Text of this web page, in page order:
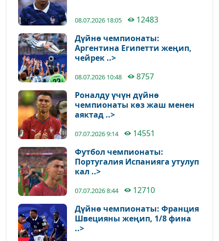
08.07.2026 18:05
12483
Дүйнө чемпионаты:
Аргентина Египетти жеңип,
чейрек ..>
08.07.2026 10:48
8757
Роналду үчүн дүйнө
чемпионаты көз жаш менен
аяктад ..>
07.07.2026 9:14
14551
Футбол чемпионаты:
Португалия Испанияга утулуп
кал ..>
07.07.2026 8:44
12710
Дүйнө чемпионаты: Франция
Швецияны жеңип, 1/8 фина
..>